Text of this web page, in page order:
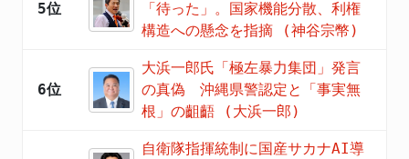
5位
「待った」。国家機能分散、利権
構造への懸念を指摘 (神谷宗幣)
6位
大浜一郎氏「極左暴力集団」発言
の真偽 沖縄県警認定と「事実無
根」の齟齬 (大浜一郎)
自衛隊指揮統制に国産サカナAI導